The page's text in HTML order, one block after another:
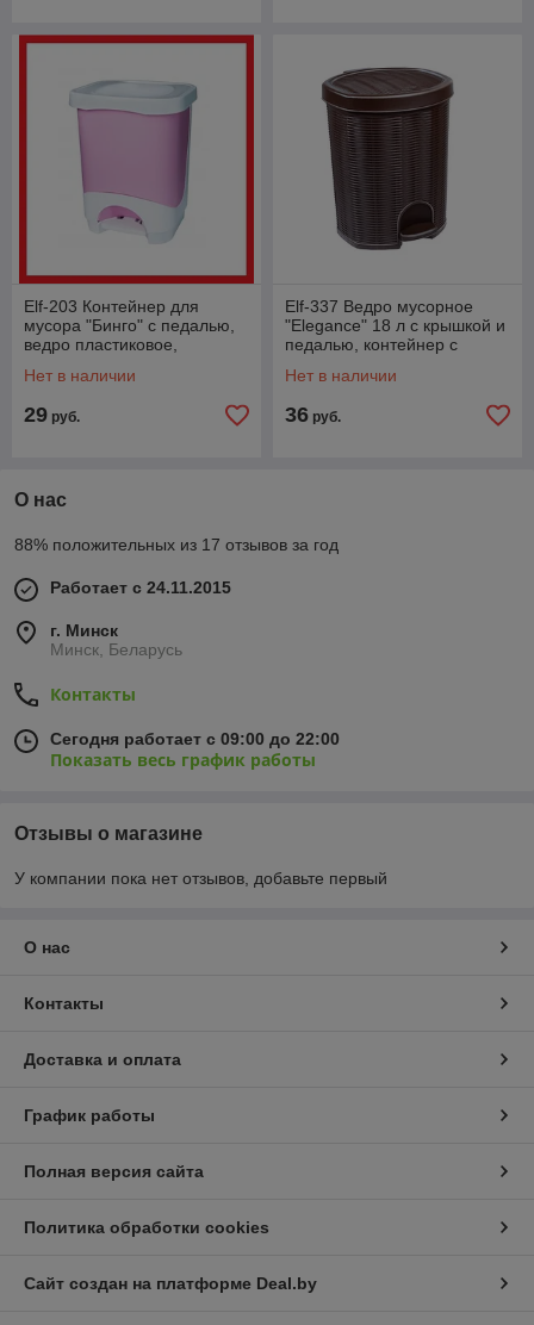
Elf-203 Контейнер для
мусора "Бинго" с педалью,
ведро пластиковое,
Нет в наличии
29 руб.
Elf-337 Ведро мусорное
"Elegance" 18 л с крышкой и
педалью, контейнер с
Нет в наличии
36 руб.
О нас
88% положительных из 17 отзывов за год
Работает с 24.11.2015
г. Минск
Минск, Беларусь
Контакты
Сегодня работает с 09:00 до 22:00
Показать весь график работы
Отзывы о магазине
У компании пока нет отзывов, добавьте первый
О нас
Контакты
Доставка и оплата
График работы
Полная версия сайта
Политика обработки cookies
Сайт создан на платформе Deal.by